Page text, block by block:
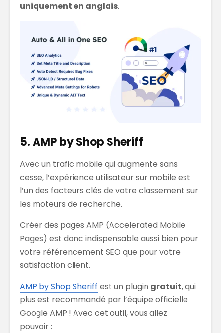
uniquement en anglais.
5. AMP by Shop Sheriff
Avec un trafic mobile qui augmente sans
cesse, l’expérience utilisateur sur mobile est
l’un des facteurs clés de votre classement sur
les moteurs de recherche.
Créer des pages AMP (Accelerated Mobile
Pages) est donc indispensable aussi bien pour
votre référencement SEO que pour votre
satisfaction client.
AMP by Shop Sheriff est un plugin gratuit, qui
plus est recommandé par l’équipe officielle
Google AMP ! Avec cet outil, vous allez
pouvoir :